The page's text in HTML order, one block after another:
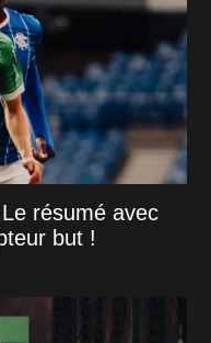
résumé avec
but !